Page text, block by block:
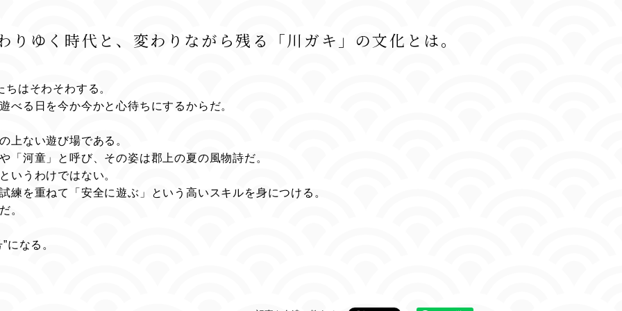
りゆく時代と、変わりながら残る「川ガキ」の文化とは。
はそわそわする。
べる日を今か今かと心待ちにするからだ。
上ない遊び場である。
「河童」と呼び、その姿は郡上の夏の風物詩だ。
いうわけではない。
練を重ねて「安全に遊ぶ」という高いスキルを身につける。
。
になる。